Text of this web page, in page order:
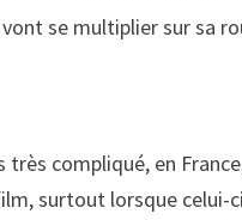
vont se multiplier sur sa
très compliqué, en
surtout lorsque celui-